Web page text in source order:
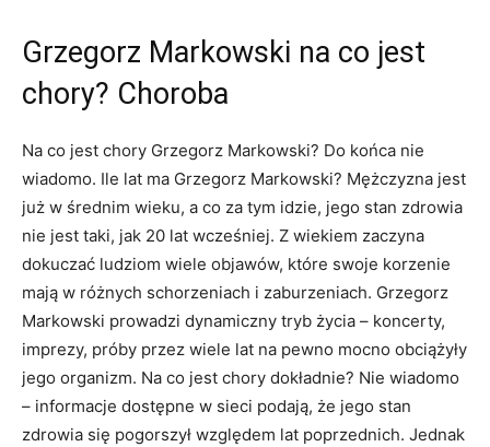
Grzegorz Markowski na co jest
chory? Choroba
Na co jest chory Grzegorz Markowski? Do końca nie
wiadomo. Ile lat ma Grzegorz Markowski? Mężczyzna jest
już w średnim wieku, a co za tym idzie, jego stan zdrowia
nie jest taki, jak 20 lat wcześniej. Z wiekiem zaczyna
dokuczać ludziom wiele objawów, które swoje korzenie
mają w różnych schorzeniach i zaburzeniach. Grzegorz
Markowski prowadzi dynamiczny tryb życia – koncerty,
imprezy, próby przez wiele lat na pewno mocno obciążyły
jego organizm. Na co jest chory dokładnie? Nie wiadomo
– informacje dostępne w sieci podają, że jego stan
zdrowia się pogorszył względem lat poprzednich. Jednak